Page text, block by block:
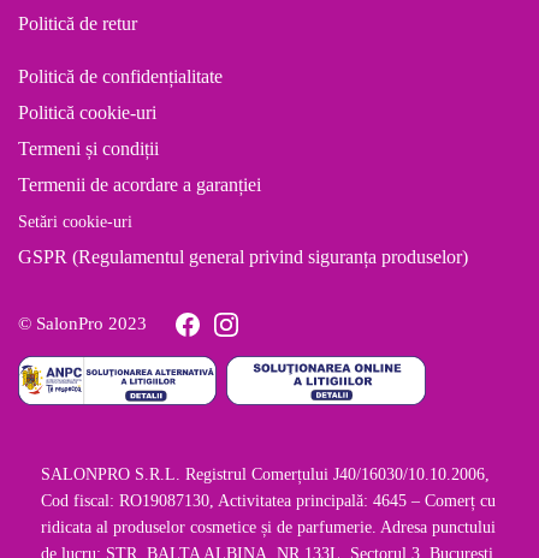
Politică de retur
Politică de confidențialitate
Politică cookie-uri
Termeni și condiții
Termenii de acordare a garanției
Setări cookie-uri
GSPR (Regulamentul general privind siguranța produselor)
© SalonPro 2023
SALONPRO S.R.L. Registrul Comerțului J40/16030/10.10.2006,
Cod fiscal: RO19087130, Activitatea principală: 4645 – Comerț cu
ridicata al produselor cosmetice și de parfumerie. Adresa punctului
de lucru: STR. BALTA ALBINA, NR.133L, Sectorul 3, Bucuresti,